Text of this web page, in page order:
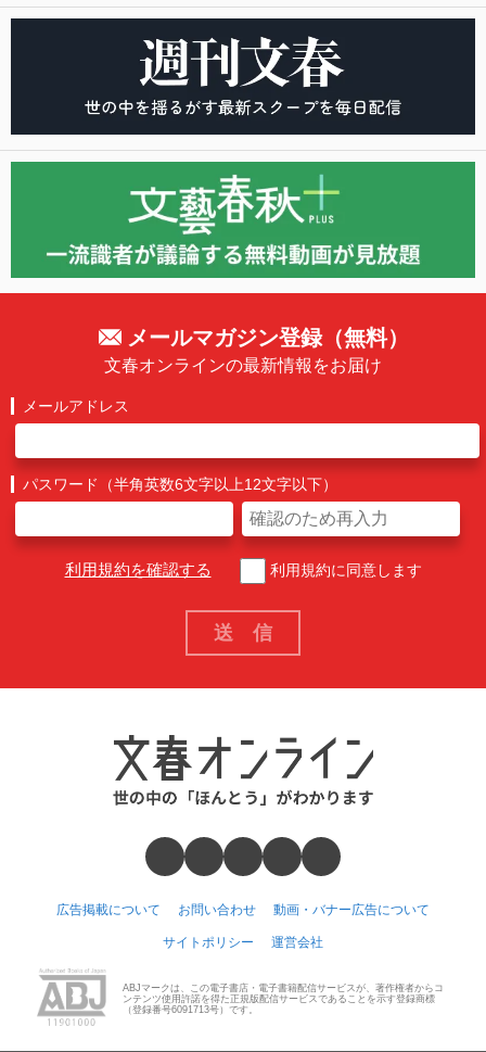
メールマガジン登録（無料）
文春オンラインの最新情報をお届け
メールアドレス
パスワード（半角英数6文字以上12文字以下）
利用規約を確認する 利用規約に同意します
広告掲載について お問い合わせ 動画・バナー広告について
サイトポリシー 運営会社
ABJマークは、この電子書店・電子書籍配信サービスが、著作権者からコ
ンテンツ使用許諾を得た正規版配信サービスであることを示す登録商標
（登録番号6091713号）です。